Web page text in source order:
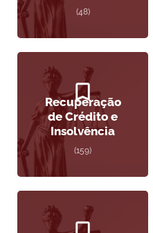
(48)
Recuperação
de Crédito e
Insolvência
(159)